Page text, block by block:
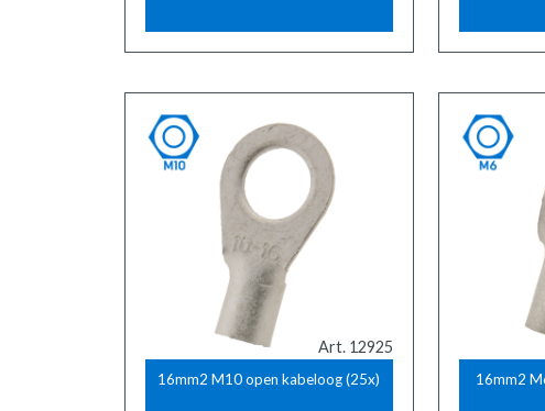
Art. 12925
16mm2 M10 open kabeloog (25x) 16mm2